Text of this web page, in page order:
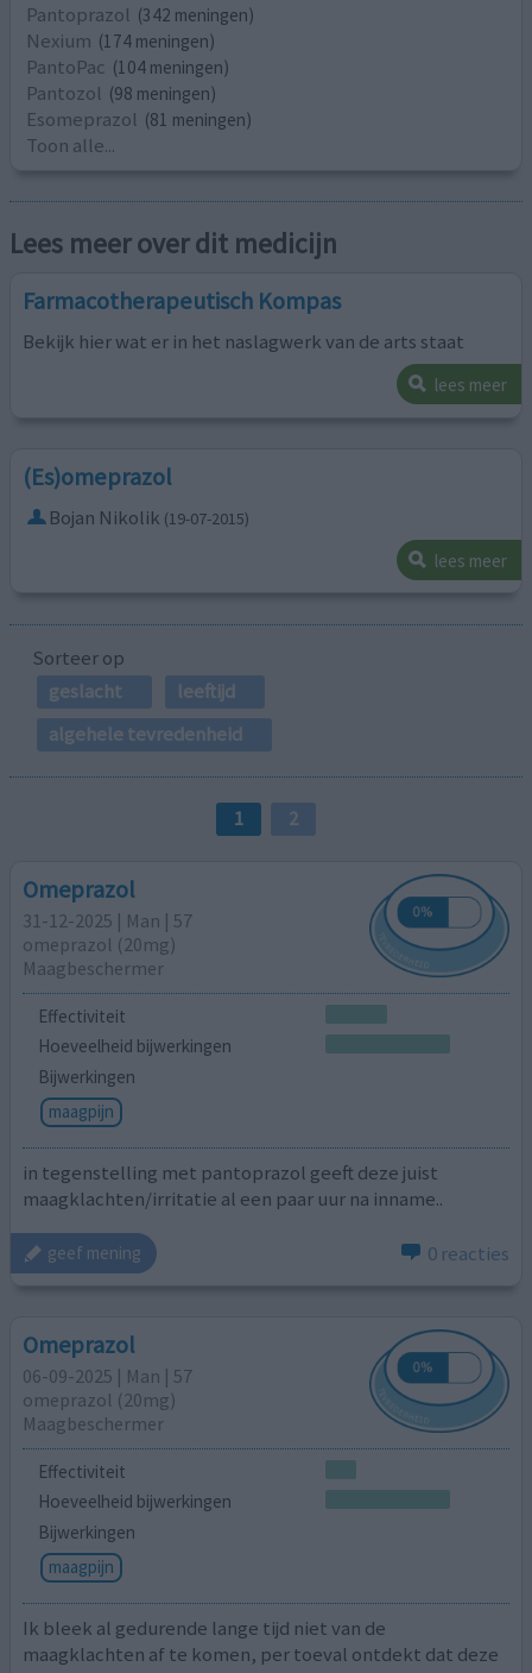
Pantoprazol (342 meningen)
Nexium (174 meningen)
PantoPac (104 meningen)
Pantozol (98 meningen)
Esomeprazol (81 meningen)
Toon alle...
Lees meer over dit medicijn
Farmacotherapeutisch Kompas
Bekijk hier wat er in het naslagwerk van de arts staat
lees meer
(Es)omeprazol
Bojan Nikolik (19-07-2015)
lees meer
Sorteer op
geslacht
leeftijd
algehele tevredenheid
1 2
Omeprazol
31-12-2025 | Man | 57
omeprazol (20mg)
Maagbeschermer
Effectiviteit
Hoeveelheid bijwerkingen
Bijwerkingen
maagpijn
in tegenstelling met pantoprazol geeft deze juist
maagklachten/irritatie al een paar uur na inname..
geef mening 0 reacties
Omeprazol
06-09-2025 | Man | 57
omeprazol (20mg)
Maagbeschermer
Effectiviteit
Hoeveelheid bijwerkingen
Bijwerkingen
maagpijn
Ik bleek al gedurende lange tijd niet van de
maagklachten af te komen, per toeval ontdekt dat deze